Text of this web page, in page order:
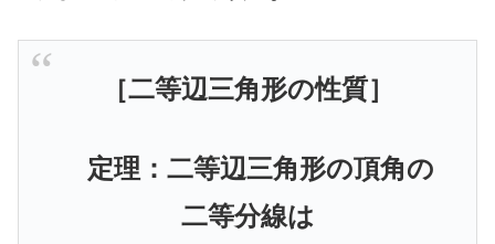
［二等辺三角形の性質］
定理：二等辺三角形の頂角の
二等分線は